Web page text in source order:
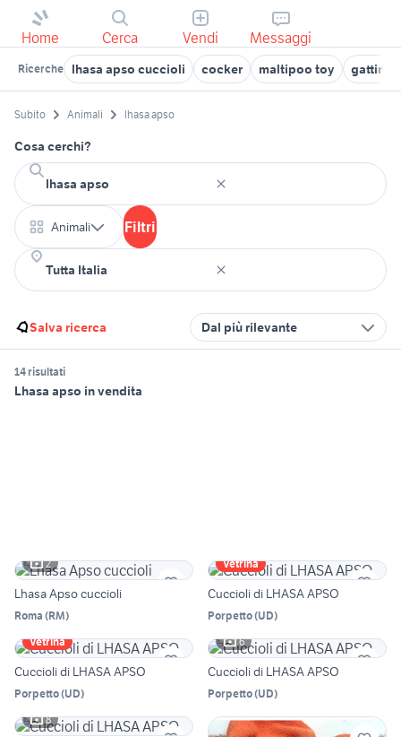
Home Cerca Vendi Messaggi
Ricerche lhasa apso cuccioli cocker maltipoo toy gattini
Subito Animali lhasa apso
Cosa cerchi?
Animali Filtri
Salva ricerca Dal più rilevante
14 risultati
Lhasa apso in vendita
2
Lhasa Apso cuccioli
Roma (RM)
Vetrina
Cuccioli di LHASA APSO
Porpetto(UD)
Vetrina
Cuccioli di LHASA APSO
Porpetto(UD)
6
Cuccioli di LHASA APSO
Porpetto(UD)
8